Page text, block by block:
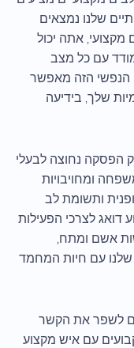
שלנו נמצאים
מקצועי, אתה יכול
עם כל מצב
הנפשי הזה מאפשר
שלך, בידיעה
הפסקה נחוצה לבעלי
ומחויבויות
ותשומת לב
דואג לצרכי הפעילות
אשם ומתח,
שלנו עם חיות המחמד
גם לשפר את הקשר
קבועים עם איש מקצוע